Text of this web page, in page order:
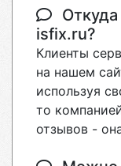
isfix.ru?
Клиенты
на нашем
используя
то
отзывов -